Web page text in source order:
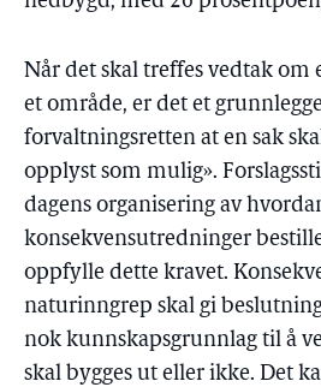
Når det skal treffes vedtak om
et område, er det et
forvaltningsretten at en sak
opplyst som mulig».
dagens organisering av
konsekvensutredninger
oppfylle dette kravet.
naturinngrep skal gi
nok kunnskapsgrunnlag til å
skal bygges ut eller ikke. Det